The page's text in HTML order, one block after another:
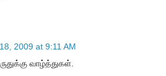
2009 at 9:11 AM
வாழ்த்துகள்.